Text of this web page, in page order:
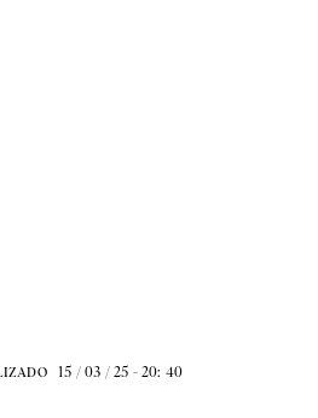
15 / 03 / 25 - 20: 40